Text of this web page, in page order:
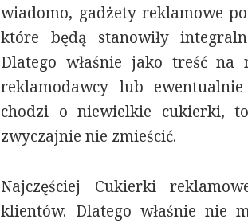
wiadomo, gadżety reklamowe
które będą stanowiły
Dlatego właśnie jako treść
reklamodawcy lub
chodzi o niewielkie cukierki,
zwyczajnie nie zmieścić.
Najczęściej Cukierki
klientów. Dlatego właśnie nie